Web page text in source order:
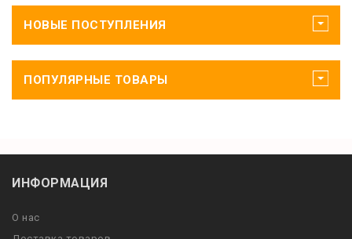
НОВЫЕ ПОСТУПЛЕНИЯ
ПОПУЛЯРНЫЕ ТОВАРЫ
ИНФОРМАЦИЯ
О нас